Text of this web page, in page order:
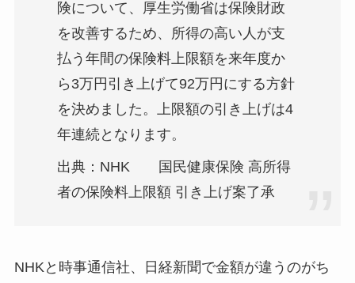
険について、厚生労働省は保険財政
を改善するため、所得の高い人が支
払う年間の保険料上限額を来年度か
ら3万円引き上げて92万円にする方針
を決めました。上限額の引き上げは4
年連続となります。
出典：NHK 国民健康保険 高所得
者の保険料上限額 引き上げ案了承
NHKと時事通信社、日経新聞で金額が違うのがち